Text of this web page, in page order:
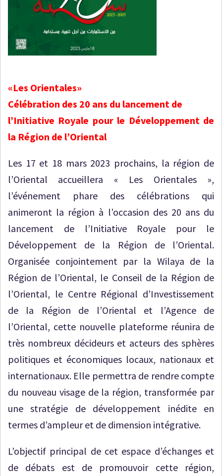
«Les Orientales»
Célébration des 20 ans du lancement de
l’Initiative Royale pour le Développement de
la Région de l’Oriental
Les 17 et 18 mars 2023 prochains, la région de
l’Oriental accueillera « Les Orientales »,
l’événement phare des célébrations qui
animeront la région à l’occasion des 20 ans du
lancement de l’Initiative Royale pour le
Développement de la Région de l’Oriental.
Organisée conjointement par la Wilaya de la
Région de l’Oriental, le Conseil de la Région de
l’Oriental, le Centre Régional d’Investissement
de la Région de l’Oriental et l’Agence de
l’Oriental, cette nouvelle plateforme réunira de
très nombreux décideurs et acteurs des sphères
politiques et économiques locaux, nationaux et
internationaux. Elle permettra de rendre compte
du nouveau visage de la région, transformée par
une stratégie de développement inédite en
termes d’ampleur et de dimension intégrative.
L’objectif principal de cet espace d’échanges et
de débats est de promouvoir cette région,